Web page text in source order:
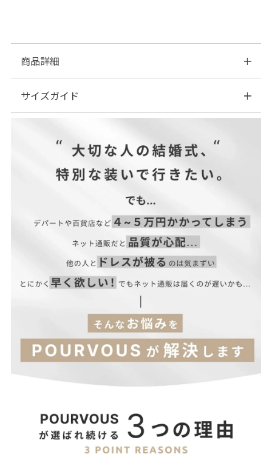
商品詳細
■素材：▼ボレロ
刺繍糸部分 ポリエステル…100%
ポリエステル…95%
ポリウレタン…5%
基布部分 ナイロン…100%
刺繍糸部分 ポリエステル…100%
ポリエステル…95%
ポリウレタン…5%
■ファスナー：サイドあり
※美しいシルエット・デザイン性を重視するため、コンシールフ
ァスナーを使用しています。
■透け感：あり（一部）
サイズガイド
着丈（肩紐
除く）
バスト ウエスト
M
107 88 74 100
【ブラウス】
肩幅
【当店のサイズガイドはこちら→】